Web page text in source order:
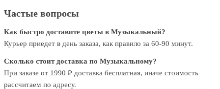
Частые вопросы
Как быстро доставите цветы в Музыкальный?
Курьер приедет в день заказа, как правило за 60-90 минут.
Сколько стоит доставка по Музыкальному?
При заказе от 1990 ₽ доставка бесплатная, иначе стоимость
рассчитаем по адресу.